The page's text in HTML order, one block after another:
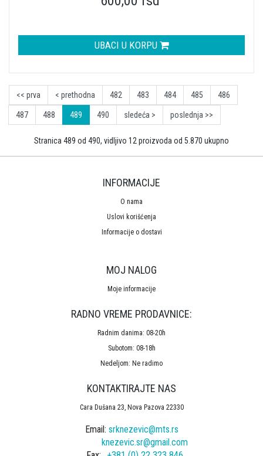
UBACI U KORPU
<< prva < prethodna 482 483 484 485 486
487 488 489 490 sledeća > poslednja >>
Stranica 489 od 490, vidljivo 12 proizvoda od 5.870 ukupno
INFORMACIJE
O nama
Uslovi korišćenja
Informacije o dostavi
MOJ NALOG
Moje informacije
RADNO VREME PRODAVNICE:
Radnim danima: 08-20h
Subotom: 08-18h
Nedeljom: Ne radimo
KONTAKTIRAJTE NAS
Cara Dušana 23, Nova Pazova 22330
Email: srknezevic@mts.rs
knezevic.sr@gmail.com